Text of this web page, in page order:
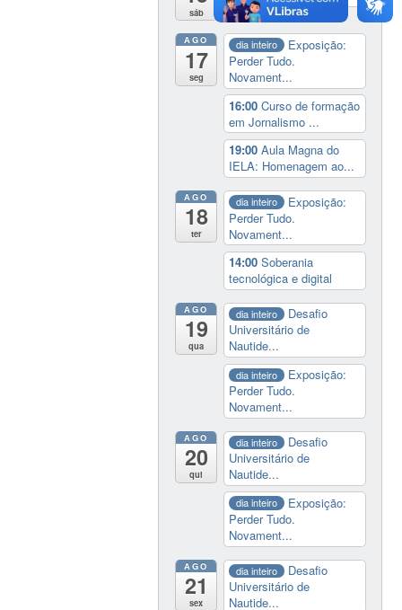
sáb
AGO
17
seg
dia inteiro
Exposição:
Perder Tudo.
Novament...
16:00Curso de formação
em Jornalismo ...
19:00Aula Magna do
IELA: Homenagem ao...
AGO
18
ter
dia inteiro
Exposição:
Perder Tudo.
Novament...
14:00Soberania
tecnológica e digital
AGO
19
qua
dia inteiro
Desafio
Universitário de
Nautide...
dia inteiro
Exposição:
Perder Tudo.
Novament...
AGO
20
qui
dia inteiro
Desafio
Universitário de
Nautide...
dia inteiro
Exposição:
Perder Tudo.
Novament...
AGO
21
sex
dia inteiro
Desafio
Universitário de
Nautide...